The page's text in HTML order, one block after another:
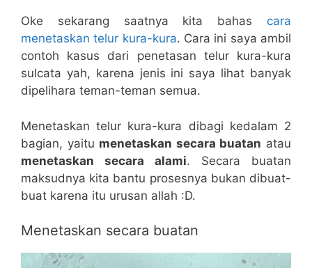
Oke sekarang saatnya kita bahas cara
menetaskan telur kura-kura. Cara ini saya ambil
contoh kasus dari penetasan telur kura-kura
sulcata yah, karena jenis ini saya lihat banyak
dipelihara teman-teman semua.
Menetaskan telur kura-kura dibagi kedalam 2
bagian, yaitu menetaskan secara buatan atau
menetaskan secara alami. Secara buatan
maksudnya kita bantu prosesnya bukan dibuat-
buat karena itu urusan allah :D.
Menetaskan secara buatan